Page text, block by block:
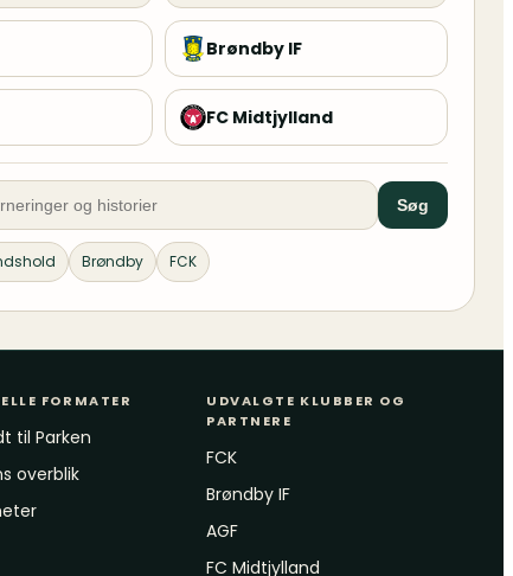
Brøndby IF
FC Midtjylland
Søg
Brøndby FCK
FORMATER
til Parken
overblik
UDVALGTE KLUBBER OG
PARTNERE
FCK
Brøndby IF
AGF
FC Midtjylland